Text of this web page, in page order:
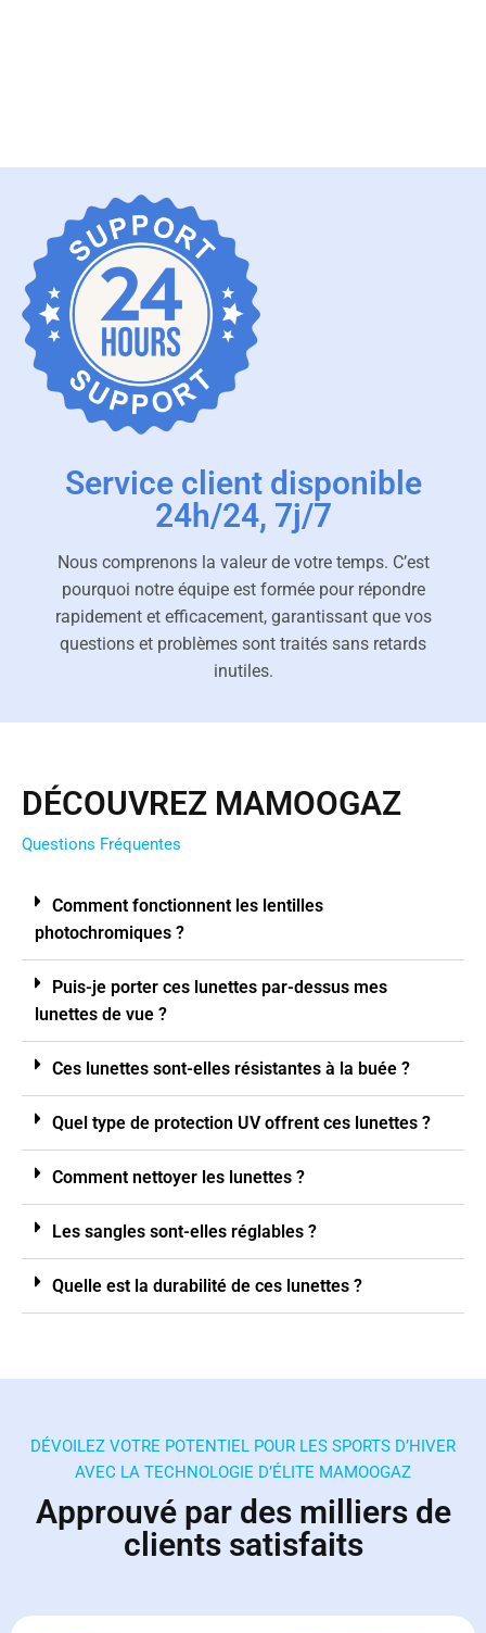
Service client disponible
24h/24, 7j/7
Nous comprenons la valeur de votre temps. C’est
pourquoi notre équipe est formée pour répondre
rapidement et efficacement, garantissant que vos
questions et problèmes sont traités sans retards
inutiles.
DÉCOUVREZ MAMOOGAZ
Questions Fréquentes
Comment fonctionnent les lentilles
photochromiques ?
Puis-je porter ces lunettes par-dessus mes
lunettes de vue ?
Ces lunettes sont-elles résistantes à la buée ?
Quel type de protection UV offrent ces lunettes ?
Comment nettoyer les lunettes ?
Les sangles sont-elles réglables ?
Quelle est la durabilité de ces lunettes ?
DÉVOILEZ VOTRE POTENTIEL POUR LES SPORTS D’HIVER
AVEC LA TECHNOLOGIE D’ÉLITE MAMOOGAZ
Approuvé par des milliers de
clients satisfaits